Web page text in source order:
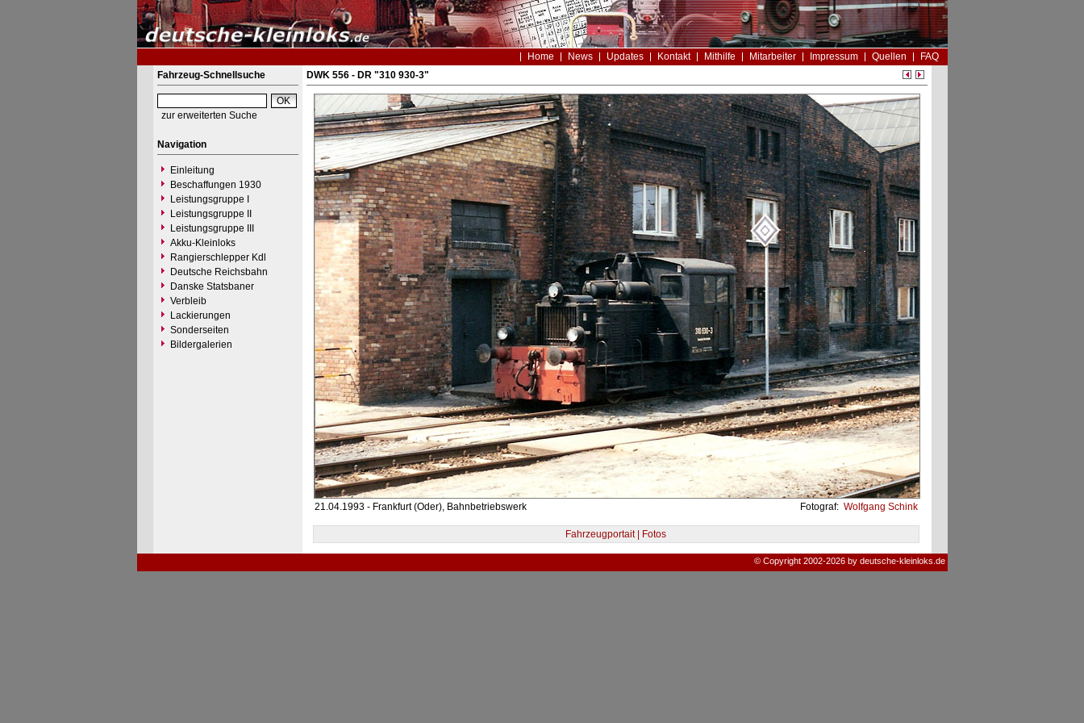
Home News Updates Kontakt Mithilfe Mitarbeiter Impressum Quellen
FAQ
Fahrzeug-Schnellsuche
zur erweiterten Suche
Navigation
Einleitung
Beschaffungen 1930
Leistungsgruppe I
Leistungsgruppe II
Leistungsgruppe III
Akku-Kleinloks
Rangierschlepper Kdl
Deutsche Reichsbahn
Danske Statsbaner
Verbleib
Lackierungen
Sonderseiten
Bildergalerien
DWK 556 - DR "310 930-3"
21.04.1993 - Frankfurt (Oder), Bahnbetriebswerk Fotograf: Wolfgang Schink
Fahrzeugportait | Fotos
© Copyright 2002-2026 by deutsche-kleinloks.de